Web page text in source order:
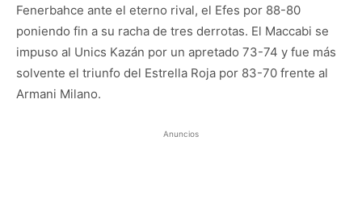
Fenerbahce ante el eterno rival, el Efes por 88-80
poniendo fin a su racha de tres derrotas. El Maccabi se
impuso al Unics Kazán por un apretado 73-74 y fue más
solvente el triunfo del Estrella Roja por 83-70 frente al
Armani Milano.
Anuncios